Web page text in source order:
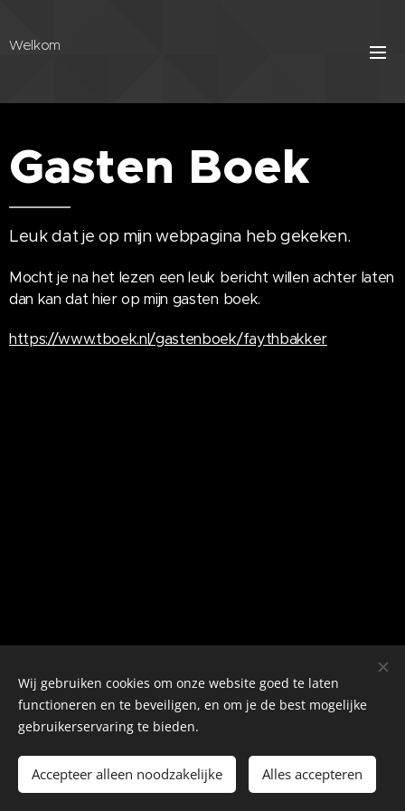
Welkom
Gasten Boek
Leuk dat je op mijn webpagina heb gekeken.
Mocht je na het lezen een leuk bericht willen achter laten
dan kan dat hier op mijn gasten boek.
https://www.tboek.nl/gastenboek/faythbakker
Mogelijk gemaakt door
Nederlands
English
Wij gebruiken cookies om onze website goed te laten
functioneren en te beveiligen, en om je de best mogelijke
gebruikerservaring te bieden.
Accepteer alleen noodzakelijke Alles accepteren